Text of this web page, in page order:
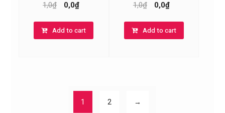
1,0₫ 0,0₫
Add to cart
1,0₫ 0,0₫
Add to cart
1 2 →